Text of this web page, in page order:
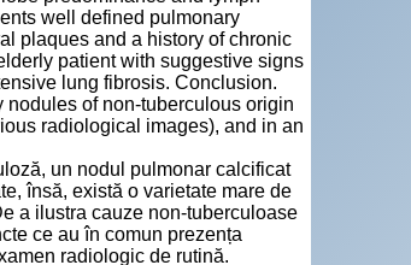
well defined pulmonary
plaques and a history of chronic
patient with suggestive signs
lung fibrosis. Conclusion.
of non-tuberculous origin
radiological images), and in an
un nodul pulmonar calcificat
însă, există o varietate mare de
a ilustra cauze non-tuberculoase
ce au în comun prezența
radiologic de rutină.